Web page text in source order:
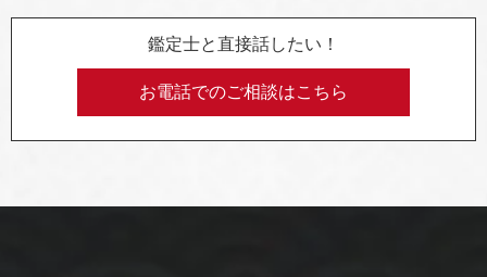
鑑定士と直接話したい！
お電話でのご相談はこちら